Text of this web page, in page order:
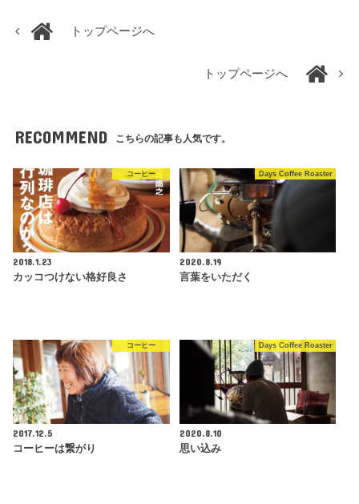
トップページへ
トップページへ
RECOMMEND こちらの記事も人気です。
コーヒー
2018.1.23
カッコつけない格好良さ
Days Coffee Roaster
2020.8.19
言葉をいただく
コーヒー
2017.12.5
コーヒーは繋がり
Days Coffee Roaster
2020.8.10
思い込み